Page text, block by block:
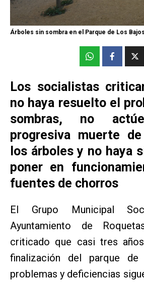
Árboles sin sombra en el Parque de Los
Los socialistas
no haya resuelto el
sombras, no
progresiva muerte
los árboles y no haya
poner en
fuentes de chorros
El Grupo Municipal
Ayuntamiento de
criticado que casi tres
finalización del parque
problemas y deficiencias